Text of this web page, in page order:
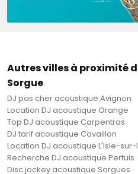
Autres villes à proximité
Sorgue
DJ pas cher acoustique Avignon
Location DJ acoustique Orange
Top DJ acoustique Carpentras
DJ tarif acoustique Cavaillon
Location DJ acoustique L'Isle-
Recherche DJ acoustique Pertuis
Disc jockey acoustique Sorgues